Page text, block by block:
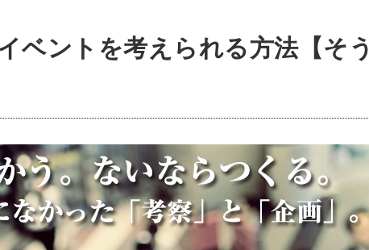
ベントを考えられる方法【そう